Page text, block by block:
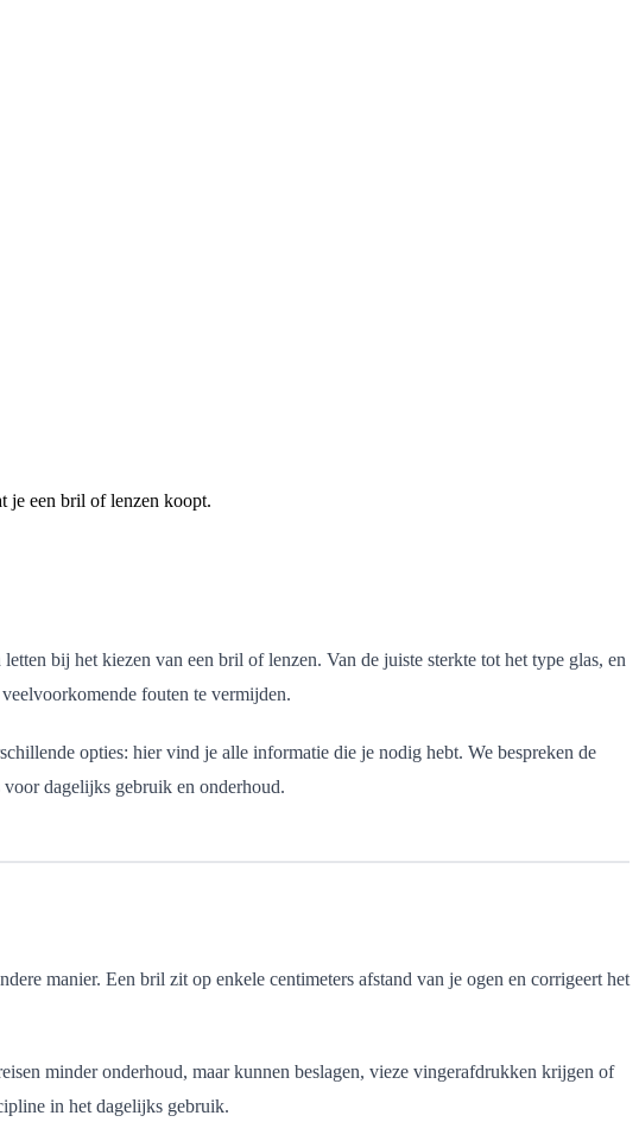
je een bril of lenzen koopt.
bij het kiezen van een bril of lenzen. Van de juiste sterkte tot het type glas, en
fouten te vermijden.
opties: hier vind je alle informatie die je nodig hebt. We bespreken de
dagelijks gebruik en onderhoud.
manier. Een bril zit op enkele centimeters afstand van je ogen en corrigeert het
minder onderhoud, maar kunnen beslagen, vieze vingerafdrukken krijgen of
in het dagelijks gebruik.